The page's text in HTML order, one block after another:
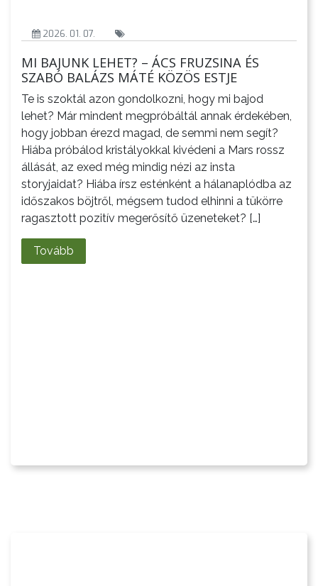
2026. 01. 07.
MI BAJUNK LEHET? – ÁCS FRUZSINA ÉS
SZABÓ BALÁZS MÁTÉ KÖZÖS ESTJE
Te is szoktál azon gondolkozni, hogy mi bajod
lehet? Már mindent megpróbáltál annak érdekében,
hogy jobban érezd magad, de semmi nem segít?
Hiába próbálod kristályokkal kivédeni a Mars rossz
állását, az exed még mindig nézi az insta
storyjaidat? Hiába írsz esténként a hálanaplódba az
időszakos böjtről, mégsem tudod elhinni a tükörre
ragasztott pozitív megerősítő üzeneteket? […]
Tovább